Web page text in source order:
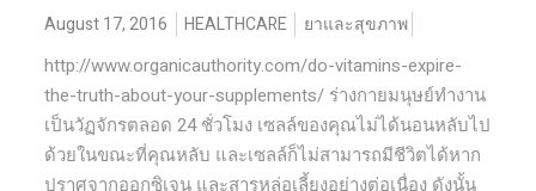
August 17, 2016 HEALTHCARE ยาและสุขภาพ
http://www.organicauthority.com/do-vitamins-expire-
the-truth-about-your-supplements/ ร่างกายมนุษย์ทำงาน
เป็นวัฏจักรตลอด 24 ชั่วโมง เซลล์ของคุณไม่ได้นอนหลับไป
ด้วยในขณะที่คุณหลับ และเซลล์ก็ไม่สามารถมีชีวิตได้หาก
ปราศจากออกซิเจน และสารหล่อเลี้ยงอย่างต่อเนื่อง ดังนั้น